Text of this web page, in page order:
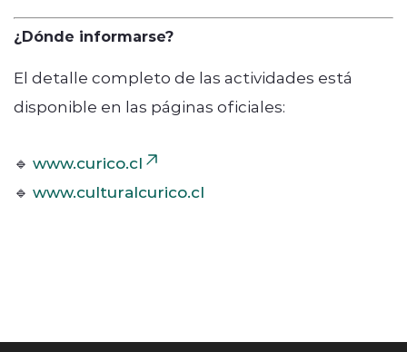
¿Dónde informarse?
El detalle completo de las actividades está
disponible en las páginas oficiales:
🔹 www.curico.cl
🔹 www.culturalcurico.cl